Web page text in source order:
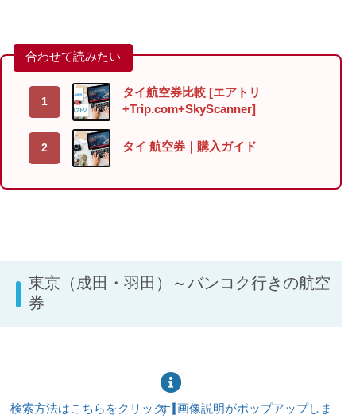
タイ航空券比較 [エアトリ
+Trip.com+SkyScanner]
タイ 航空券｜購入ガイド
東京（成田・羽田）～バンコク行きの航空
券
検索方法はこちらをクリック【画像説明がポップアップします】